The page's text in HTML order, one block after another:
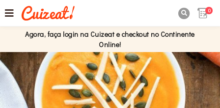
0
Agora, faça login na Cuizeat e checkout no Continente
Online!